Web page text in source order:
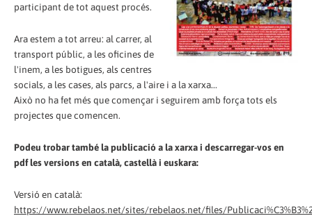
participant de tot aquest procés.
Ara estem a tot arreu: al carrer, al
transport públic, a les oficines de
l'inem, a les botigues, als centres
socials, a les cases, als parcs, a l'aire i a la xarxa...
Això no ha fet més que començar i seguirem amb força tots els
projectes que comencen.
Podeu trobar també la publicació a la xarxa i descarregar-vos en
pdf les versions en català, castellà i euskara:
Versió en català:
https://www.rebelaos.net/sites/rebelaos.net/files/